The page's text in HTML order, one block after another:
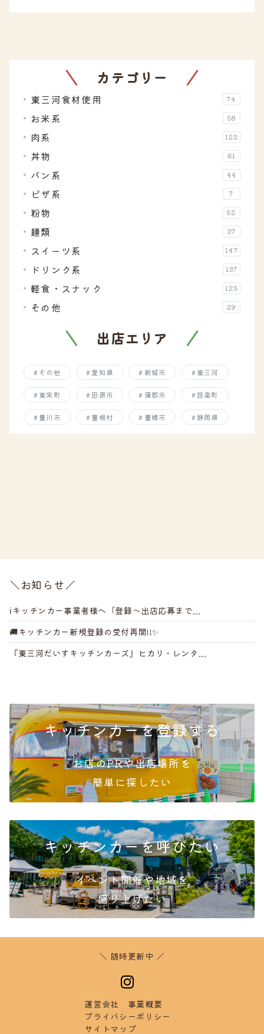
カテゴリー
東三河食材使用 74
お米系 58
肉系 122
丼物 61
パン系 44
ピザ系 7
粉物 52
麺類 37
スイーツ系 147
ドリンク系 137
軽食・スナック 125
その他 29
出店エリア
その他 愛知県 新城市 東三河
東栄町 田原市 蒲郡市 設楽町
豊川市 豊根村 豊橋市 静岡県
＼お知らせ／
ℹ️キッチンカー事業者様へ「登録～出店応募まで...
🚚キッチンカー新規登録の受付再開!!✨
『東三河だいすキッチンカーズ』ヒカリ・レンタ...
キッチンカーを登録する
お店のPRや出店場所を
簡単 に探したい
キッチンカーを呼びたい
イベント開催や地域を
盛り上げたい
＼ 随時更新中 ／
運営会社
事業概要
プラ イバシーポリシー
サイ トマップ